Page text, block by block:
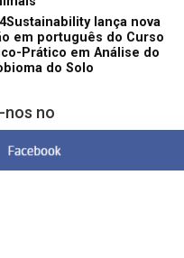
lança nova
em português do Curso
Prático em Análise do
do Solo
nos no